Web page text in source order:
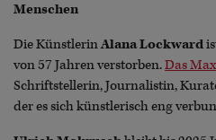
Menschen
Die KünstlerinAlana Lockward
von 57 Jahren verstorben.Das
Schriftstellerin, Journalistin,
der es sich künstlerisch eng